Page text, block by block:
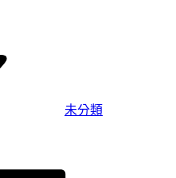
未分類